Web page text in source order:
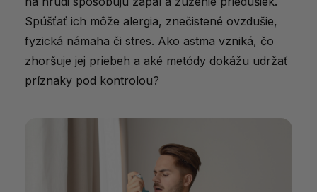
Spúšťať ich môže alergia, znečistené ovzdušie,
fyzická námaha či stres. Ako astma vzniká, čo
zhoršuje jej priebeh a aké metódy dokážu udržať
príznaky pod kontrolou?